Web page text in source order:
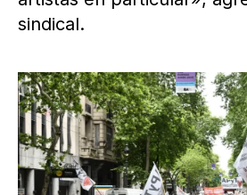
sindical.